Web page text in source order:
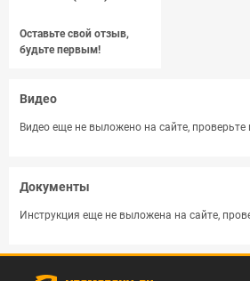
Оставьте свой отзыв,
будьте первым!
Видео
Видео еще не выложено на сайте, проверьте
Документы
Инструкция еще не выложена на сайте,